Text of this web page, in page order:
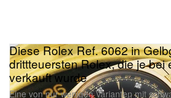
Diese Rolex Ref. 6062 in
drittteuersten Rolex, die je bei
verkauft wurde
Eine von nur wenigen Varianten mit